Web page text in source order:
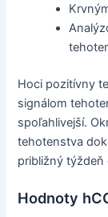
Hoci pozitívny
signálom
spoľahlivejší.
tehotenstva
približný týždeň
Hodnoty